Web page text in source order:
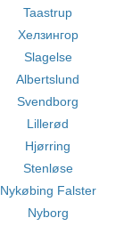
Taastrup
Хелзингор
Slagelse
Albertslund
Svendborg
Lillerød
Hjørring
Stenløse
Nykøbing Falster
Nyborg